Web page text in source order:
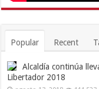
Popular Recent
Alcaldía continúa
Libertador 2018